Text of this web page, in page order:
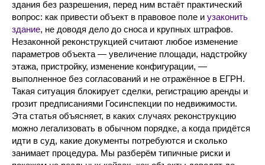
здания без разрешения, перед ним встаёт практический
вопрос: как привести объект в правовое поле и узаконить
здание, не доводя дело до сноса и крупных штрафов.
Незаконной реконструкцией считают любое изменение
параметров объекта — увеличение площади, надстройку
этажа, пристройку, изменение конфигурации, —
выполненное без согласований и не отражённое в ЕГРН.
Такая ситуация блокирует сделки, регистрацию аренды и
грозит предписаниями Госинспекции по недвижимости.
Эта статья объясняет, в каких случаях реконструкцию
можно легализовать в обычном порядке, а когда придётся
идти в суд, какие документы потребуются и сколько
занимает процедура. Мы разберём типичные риски и